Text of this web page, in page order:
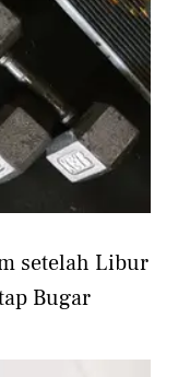
setelah Libur
Bugar